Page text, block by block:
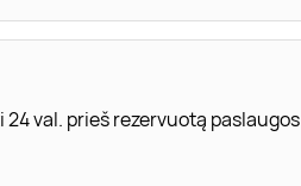
val. prieš rezervuotą paslaugos